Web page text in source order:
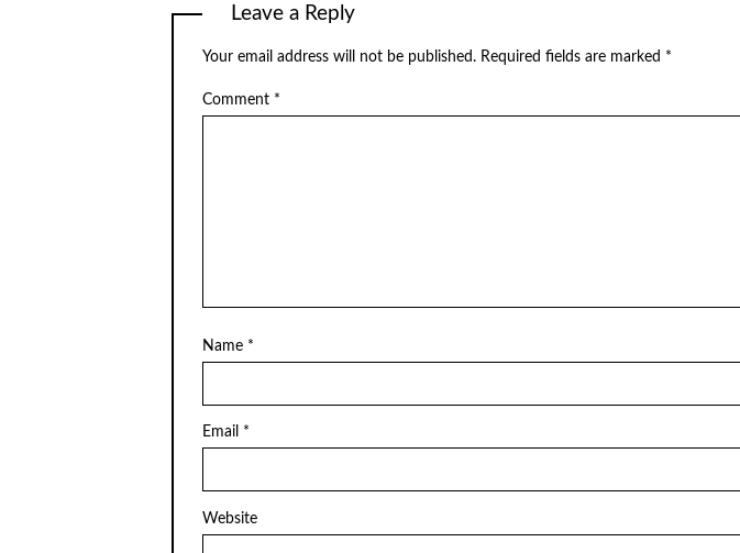
Leave a Reply
Your email address will not be published. Required fields are marked *
Comment *
Name *
Email *
Website